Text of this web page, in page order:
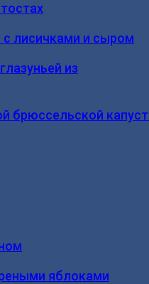
лисичками и сыром
из
брюссельской
яблоками